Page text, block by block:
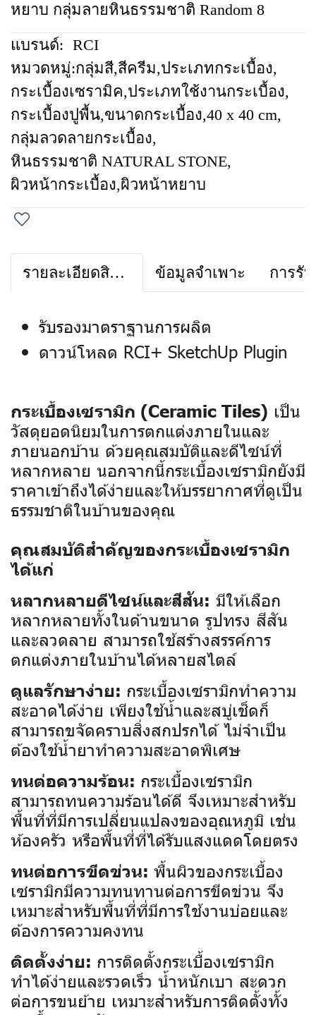
หยาบ กลุ่มลายหินธรรมชาติ Random 8
แบรนด์: RCI
หมวดหมู่:กลุ่มสี,สีครีม,ประเภทกระเบื้อง,
กระเบื้องเซรามิค,ประเภทใช้งานกระเบื้อง,
กระเบื้องปูพื้น,ขนาดกระเบื้อง,40 x 40 cm,
กลุ่มลวดลายกระเบื้อง,
หินธรรมชาติ NATURAL STONE,
ผิวหน้ากระเบื้อง,ผิวหน้าหยาบ
รายละเอียดสินค้า ข้อมูลจำเพาะ การรั
รับรองมาตราฐานการผลิต
ดาวน์โหลด RCI+ SketchUp Plugin
กระเบื้องเซรามิก (Ceramic Tiles) เป็น
วัสดุยอดนิยมในการตกแต่งภายในและ
ภายนอกบ้าน ด้วยคุณสมบัติและดีไซน์ที่
หลากหลาย นอกจากนี้กระเบื้องเซรามิกยังมี
ราคาเข้าถึงได้ง่ายและให้บรรยากาศที่ดูเป็น
ธรรมชาติในบ้านของคุณ
คุณสมบัติสำคัญของกระเบื้องเซรามิก
ได้แก่
หลากหลายดีไซน์และสีสัน: มีให้เลือก
หลากหลายทั้งในด้านขนาด รูปทรง สีสัน
และลวดลาย สามารถใช้สร้างสรรค์การ
ตกแต่งภายในบ้านได้หลายสไตล์
ดูแลรักษาง่าย: กระเบื้องเซรามิกทำความ
สะอาดได้ง่าย เพียงใช้น้ำและสบู่เช็ดก็
สามารถขจัดคราบสิ่งสกปรกได้ ไม่จำเป็น
ต้องใช้น้ำยาทำความสะอาดพิเศษ
ทนต่อความร้อน: กระเบื้องเซรามิก
สามารถทนความร้อนได้ดี จึงเหมาะสำหรับ
พื้นที่ที่มีการเปลี่ยนแปลงของอุณหภูมิ เช่น
ห้องครัว หรือพื้นที่ที่ได้รับแสงแดดโดยตรง
ทนต่อการขีดข่วน: พื้นผิวของกระเบื้อง
เซรามิกมีความทนทานต่อการขีดข่วน จึง
เหมาะสำหรับพื้นที่ที่มีการใช้งานบ่อยและ
ต้องการความคงทน
ติดตั้งง่าย: การติดตั้งกระเบื้องเซรามิก
ทำได้ง่ายและรวดเร็ว น้ำหนักเบา สะดวก
ต่อการขนย้าย เหมาะสำหรับการติดตั้งทั้ง